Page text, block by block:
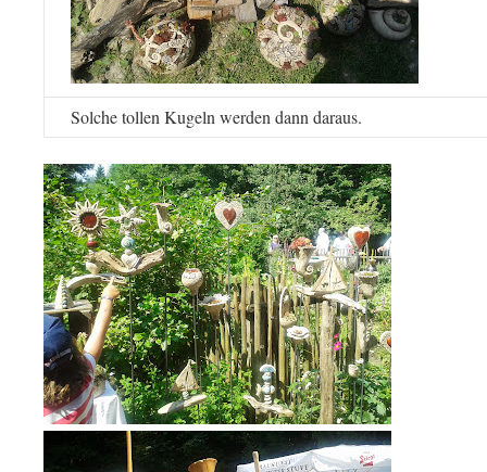
Solche tollen Kugeln werden dann daraus.